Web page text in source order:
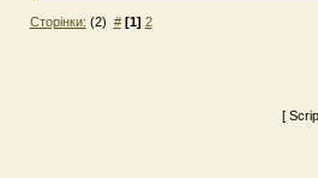
Сторінки: (2) # [1] 2
[